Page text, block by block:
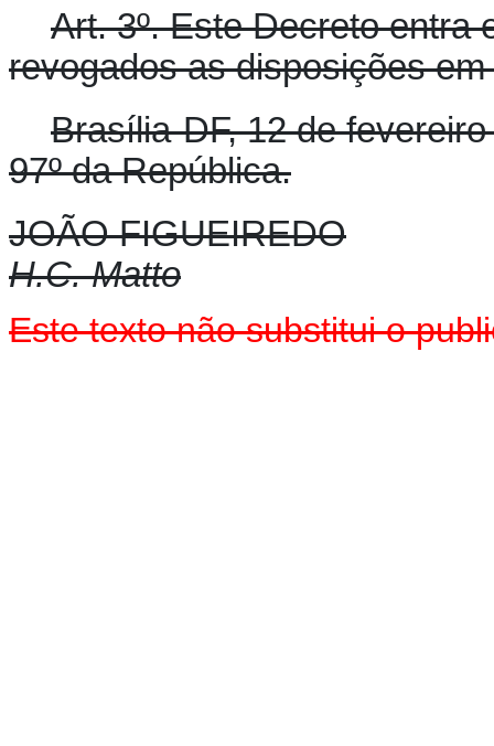
Art. 3º. Este Decreto entra
revogados as disposições
Brasília-DF, 12 de
97º da República.
JOÃO FIGUEIREDO
H.C. Matto
Este texto não substitui o